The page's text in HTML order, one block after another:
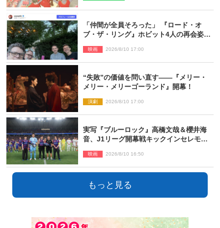
「仲間が全員そろった」 『ロード・オ
ブ・ザ・リング』ホビット4人の再会姿に
映画 2026/8/10 17:00
“失敗”の価値を問い直す――『メリー・
メリー・メリーゴーランド』開幕！
演劇 2026/8/10 17:00
実写『ブルーロック』高橋文哉＆櫻井海
音、J1リーグ開幕戦キックインセレモニ
映画 2026/8/10 16:50
もっと見る